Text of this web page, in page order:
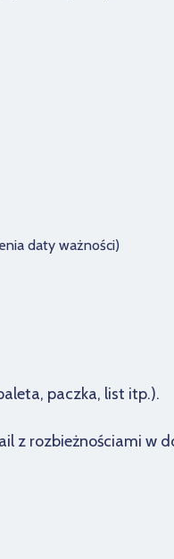
daty ważności)
paczka, list itp.).
z rozbieżnościami w